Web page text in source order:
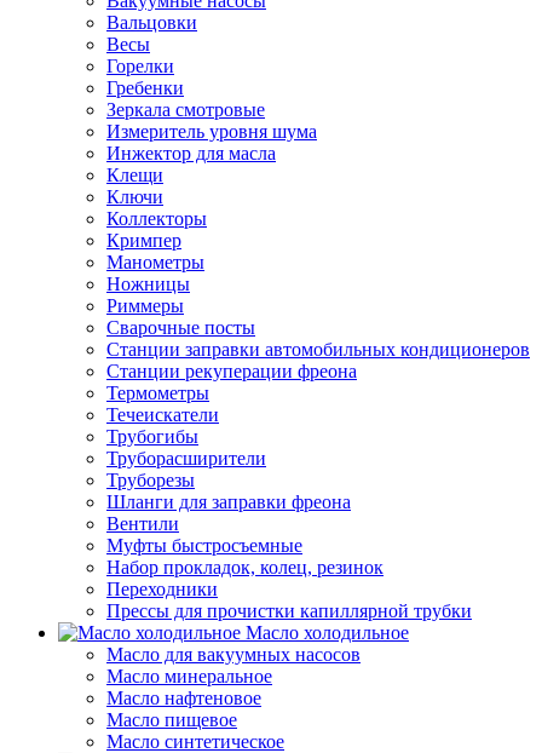
Вальцовки
Весы
Горелки
Гребенки
Зеркала смотровые
Измеритель уровня шума
Инжектор для масла
Клещи
Ключи
Коллекторы
Кримпер
Манометры
Ножницы
Риммеры
Сварочные посты
Станции заправки автомобильных кондиционеров
Станции рекуперации фреона
Термометры
Течеискатели
Трубогибы
Труборасширители
Труборезы
Шланги для заправки фреона
Вентили
Муфты быстросъемные
Набор прокладок, колец, резинок
Переходники
Прессы для прочистки капиллярной трубки
Масло холодильное
Масло для вакуумных насосов
Масло минеральное
Масло нафтеновое
Масло пищевое
Масло синтетическое